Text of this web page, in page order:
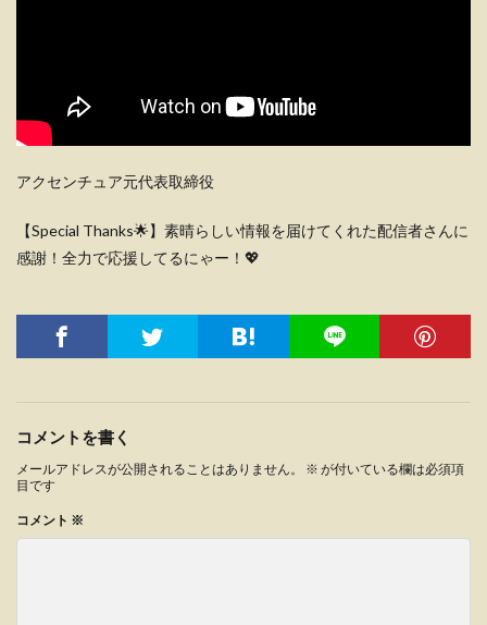
アクセンチュア元代表取締役
【Special Thanks🌟】素晴らしい情報を届けてくれた配信者さんに
感謝！全力で応援してるにゃー！💖
コメントを書く
メールアドレスが公開されることはありません。 ※ が付いている欄は必須項
目です
コメント ※